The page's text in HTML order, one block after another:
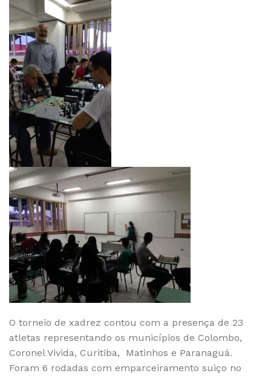
O torneio de xadrez contou com a presença de 23
atletas representando os municípios de Colombo,
Coronel Vivida, Curitiba, Matinhos e Paranaguá.
Foram 6 rodadas com emparceiramento suiço no